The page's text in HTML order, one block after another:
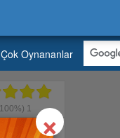
Çok Oynananlar
1 ×Close